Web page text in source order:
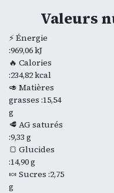
Valeurs
⚡ Énergie
:969,06 kJ
🔥 Calories
:234,82 kcal
🥑 Matières
grasses :15,54
g
🥩 AG saturés
:9,33 g
🍞 Glucides
:14,90 g
🍬 Sucres :2,75
g